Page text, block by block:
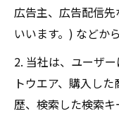
広告主、広告配信先
いいます。) などか
2. 当社は、ユーザ
トウエア、購入し
歴、検索した検索